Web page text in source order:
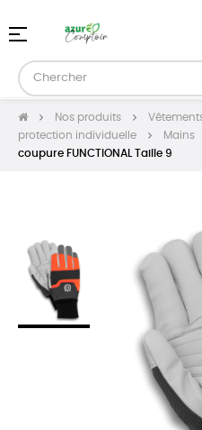
Basculer
navigation
☰
Nos produits
protection individuelle
Mains
coupure FUNCTIONAL Taille 9